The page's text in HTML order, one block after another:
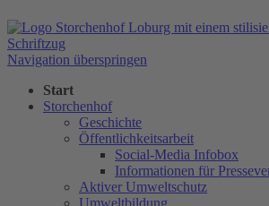
Navigation überspringen
Start
Storchenhof
Geschichte
Öffentlichkeitsarbeit
Social-Media Infobox
Informationen für
Aktiver Umweltschutz
Umweltbildung